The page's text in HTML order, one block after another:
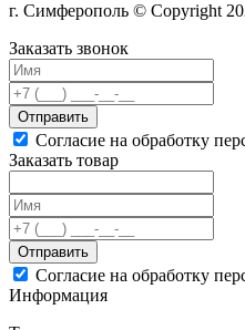
г. Симферополь © Copyright
Заказать звонок
Отправить
Согласие на обработку
Заказать товар
Отправить
Согласие на обработку
Информация